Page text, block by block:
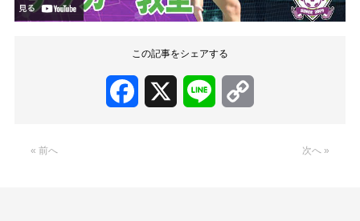
この記事をシェアする
Facebook Line
« 前へ 次へ »